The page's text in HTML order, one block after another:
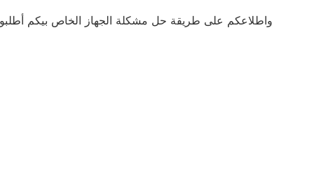
واطلاعكم على طريقة حل مشكلة الجهاز الخاص بيكم